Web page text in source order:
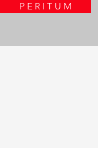
P E R I T U M